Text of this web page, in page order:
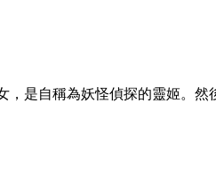
，是自稱為妖怪偵探的靈姬。